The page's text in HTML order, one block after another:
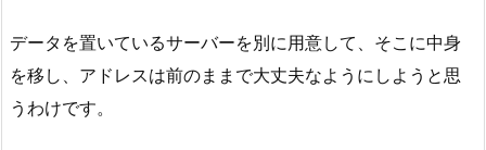
データを置いているサーバーを別に用意して、そこに中身
を移し、アドレスは前のままで大丈夫なようにしようと思
うわけです。